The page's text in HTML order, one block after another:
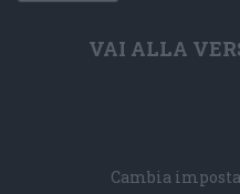
VAI ALLA
Cambia